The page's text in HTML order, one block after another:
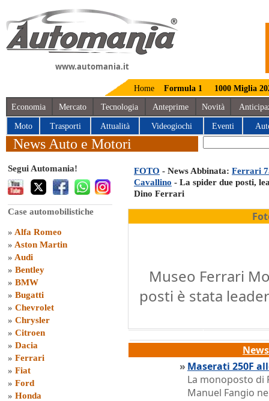
www.automania.it
Home Formula 1 1000 Miglia
Economia Mercato Tecnologia Anteprime Novità
Moto Trasporti Attualità Videogiochi Eventi
News Auto e Motori
Segui Automania!
Case automobilistiche
» Alfa Romeo
» Aston Martin
» Audi
» Bentley
» BMW
» Bugatti
» Chevrolet
» Chrysler
» Citroen
» Dacia
» Ferrari
» Fiat
» Ford
» Honda
FOTO - News Abbinata: Ferrari
Cavallino - La spider due posti,
Dino Ferrari
Museo Ferrari
posti è stata
» Maserati 250F
La monoposto di
Manuel Fangio